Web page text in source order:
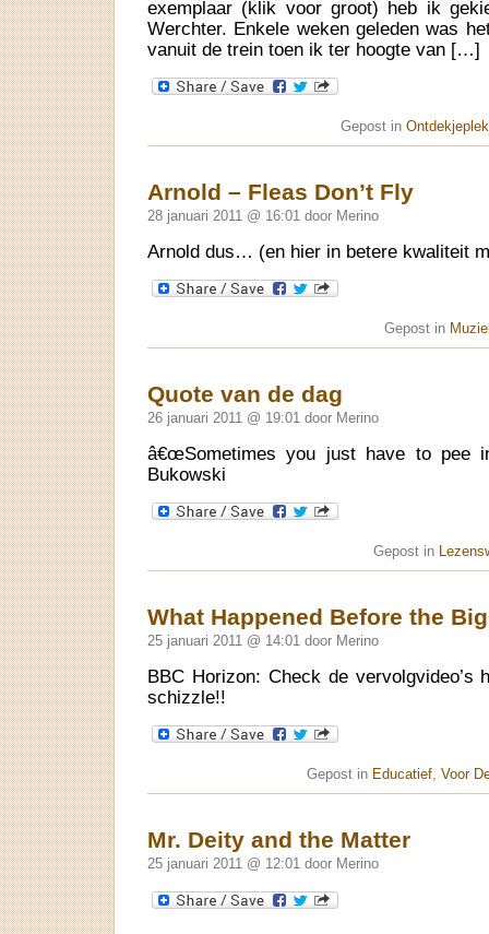
exemplaar (klik voor groot) heb ik
Werchter. Enkele weken geleden was
vanuit de trein toen ik ter hoogte van […]
Gepost in
Arnold – Fleas Don’t Fly
28 januari 2011 @ 16:01 door Merino
Arnold dus… (en hier in betere kwaliteit
Gepost in
Quote van de dag
26 januari 2011 @ 19:01 door Merino
â€œSometimes you just have to pee
Bukowski
Gepost in
What Happened Before the
25 januari 2011 @ 14:01 door Merino
BBC Horizon: Check de
schizzle!!
Gepost in Educatief Voor
Mr. Deity and the Matter
25 januari 2011 @ 12:01 door Merino